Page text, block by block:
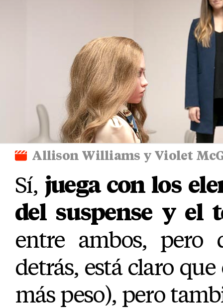
Allison Williams y Violet
Sí, juega con los
del suspense y el
entre ambos, pero
detrás, está claro
más peso), pero